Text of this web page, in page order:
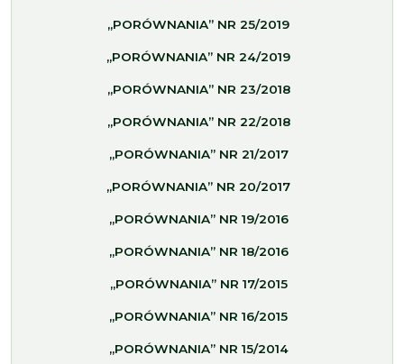
„PORÓWNANIA” NR 25/2019
„PORÓWNANIA” NR 24/2019
„PORÓWNANIA” NR 23/2018
„PORÓWNANIA” NR 22/2018
„PORÓWNANIA” NR 21/2017
„PORÓWNANIA” NR 20/2017
„PORÓWNANIA” NR 19/2016
„PORÓWNANIA” NR 18/2016
„PORÓWNANIA” NR 17/2015
„PORÓWNANIA” NR 16/2015
„PORÓWNANIA” NR 15/2014